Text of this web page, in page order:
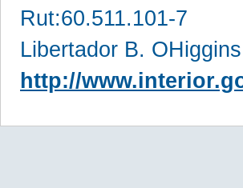
Rut:60.511.101-7
Libertador B.
http://